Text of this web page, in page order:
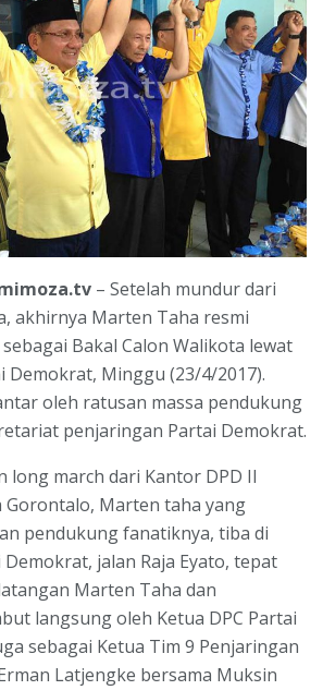
– Setelah mundur dari
akhirnya Marten Taha resmi
Bakal Calon Walikota lewat
Demokrat, Minggu (23/4/2017).
oleh ratusan massa pendukung
penjaringan Partai Demokrat.
long march dari Kantor DPD II
Gorontalo, Marten taha yang
pendukung fanatiknya, tiba di
jalan Raja Eyato, tepat
Marten Taha dan
langsung oleh Ketua DPC Partai
sebagai Ketua Tim 9 Penjaringan
Latjengke bersama Muksin